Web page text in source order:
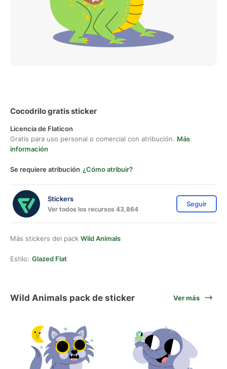
Cocodrilo gratis sticker
Licencia de Flaticon
Gratis para uso personal o comercial con atribución. Más
información
Se requiere atribución ¿Cómo atribuir?
Stickers
Ver todos los recursos 43,864
Seguir
Más stickers del pack Wild Animals
Estilo: Glazed Flat
Wild Animals pack de sticker Ver más